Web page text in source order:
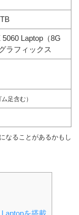
Laptop（8G
ラフィックス
ム足含む）
なることがあるかもし